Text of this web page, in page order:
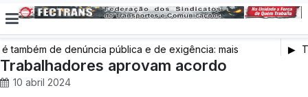
também de denúncia pública e de exigência: mais
saúde, mais condições de trabalho e mais SNS
Trabalhadores aprovam acordo
10 abril 2024